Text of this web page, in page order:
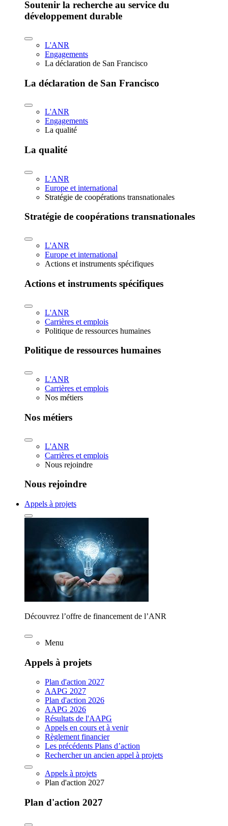
Soutenir la recherche au service du
développement durable
L'ANR
Engagements
La déclaration de San Francisco
La déclaration de San Francisco
L'ANR
Engagements
La qualité
La qualité
L'ANR
Europe et international
Stratégie de coopérations transnationales
Stratégie de coopérations transnationales
L'ANR
Europe et international
Actions et instruments spécifiques
Actions et instruments spécifiques
L'ANR
Carrières et emplois
Politique de ressources humaines
Politique de ressources humaines
L'ANR
Carrières et emplois
Nos métiers
Nos métiers
L'ANR
Carrières et emplois
Nous rejoindre
Nous rejoindre
Appels à projets
Découvrez l’offre de financement de l’ANR
Menu
Appels à projets
Plan d'action 2027
AAPG 2027
Plan d'action 2026
AAPG 2026
Résultats de l'AAPG
Appels en cours et à venir
Règlement financier
Les précédents Plans d’action
Rechercher un ancien appel à projets
Appels à projets
Plan d'action 2027
Plan d'action 2027